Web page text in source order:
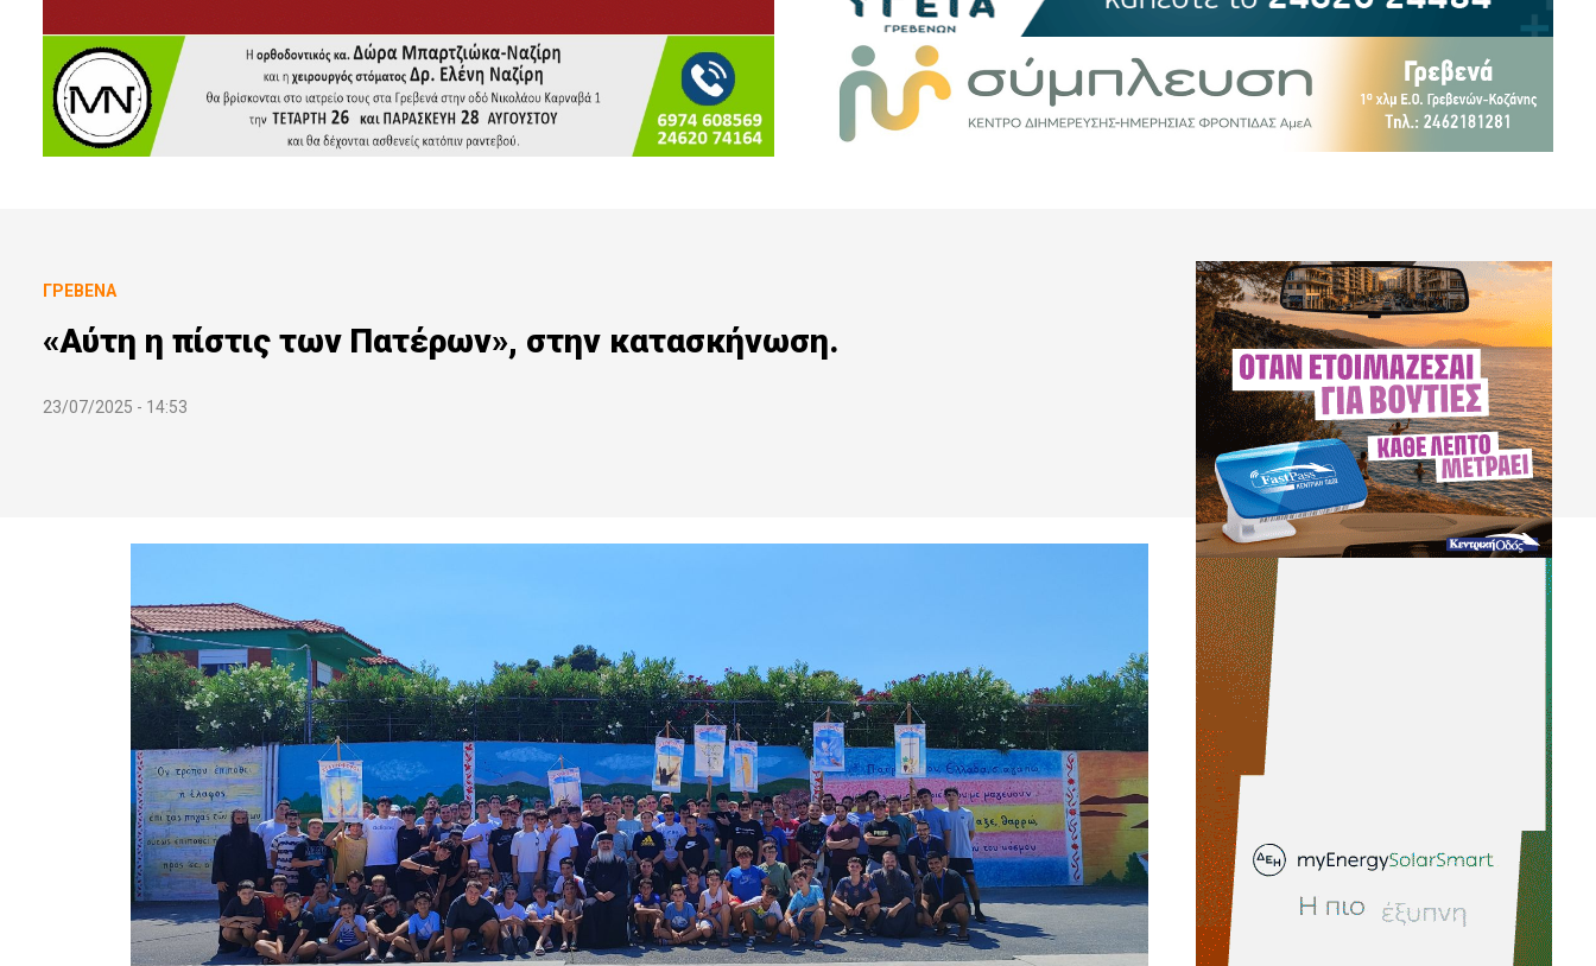
ΓΡΕΒΕΝΆ
«Αύτη η πίστις των Πατέρων», στην κατασκήνωση.
23/07/2025 - 14:53